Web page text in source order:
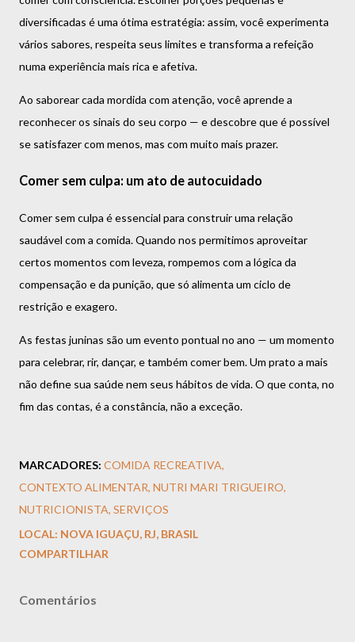
diversificadas é uma ótima estratégia: assim, você experimenta
vários sabores, respeita seus limites e transforma a refeição
numa experiência mais rica e afetiva.
Ao saborear cada mordida com atenção, você aprende a
reconhecer os sinais do seu corpo — e descobre que é possível
se satisfazer com menos, mas com muito mais prazer.
Comer sem culpa: um ato de autocuidado
Comer sem culpa é essencial para construir uma relação
saudável com a comida. Quando nos permitimos aproveitar
certos momentos com leveza, rompemos com a lógica da
compensação e da punição, que só alimenta um ciclo de
restrição e exagero.
As festas juninas são um evento pontual no ano — um momento
para celebrar, rir, dançar, e também comer bem. Um prato a mais
não define sua saúde nem seus hábitos de vida. O que conta, no
fim das contas, é a constância, não a exceção.
MARCADORES: COMIDA RECREATIVA
CONTEXTO ALIMENTAR NUTRI MARI TRIGUEIRO
NUTRICIONISTA SERVIÇOS
LOCAL: NOVA IGUAÇU, RJ, BRASIL
COMPARTILHAR
Comentários